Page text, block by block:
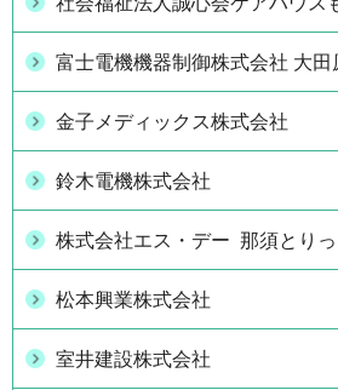
富士電機機器制御株式会社 大田
金子メディックス株式会社
鈴木電機株式会社
株式会社エス・デー 那須とり
松本興業株式会社
室井建設株式会社